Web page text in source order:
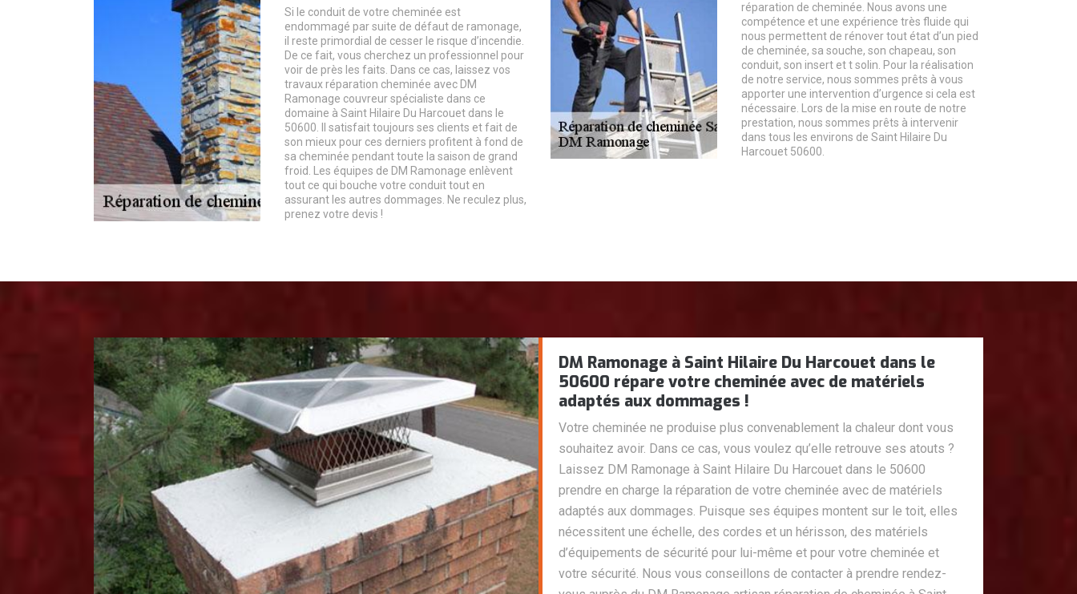
Si le conduit de votre cheminée est
endommagé par suite de défaut de ramonage,
il reste primordial de cesser le risque d’incendie.
De ce fait, vous cherchez un professionnel pour
voir de près les faits. Dans ce cas, laissez vos
travaux réparation cheminée avec DM
Ramonage couvreur spécialiste dans ce
domaine à Saint Hilaire Du Harcouet dans le
50600. Il satisfait toujours ses clients et fait de
son mieux pour ces derniers profitent à fond de
sa cheminée pendant toute la saison de grand
froid. Les équipes de DM Ramonage enlèvent
tout ce qui bouche votre conduit tout en
assurant les autres dommages. Ne reculez plus,
prenez votre devis !
réparation de cheminée. Nous avons une
compétence et une expérience très fluide qui
nous permettent de rénover tout état d’un pied
de cheminée, sa souche, son chapeau, son
conduit, son insert et t solin. Pour la réalisation
de notre service, nous sommes prêts à vous
apporter une intervention d’urgence si cela est
nécessaire. Lors de la mise en route de notre
prestation, nous sommes prêts à intervenir
dans tous les environs de Saint Hilaire Du
Harcouet 50600.
DM Ramonage à Saint Hilaire Du Harcouet dans le
50600 répare votre cheminée avec de matériels
adaptés aux dommages !
Votre cheminée ne produise plus convenablement la chaleur dont vous
souhaitez avoir. Dans ce cas, vous voulez qu’elle retrouve ses atouts ?
Laissez DM Ramonage à Saint Hilaire Du Harcouet dans le 50600
prendre en charge la réparation de votre cheminée avec de matériels
adaptés aux dommages. Puisque ses équipes montent sur le toit, elles
nécessitent une échelle, des cordes et un hérisson, des matériels
d’équipements de sécurité pour lui-même et pour votre cheminée et
votre sécurité. Nous vous conseillons de contacter à prendre rendez-